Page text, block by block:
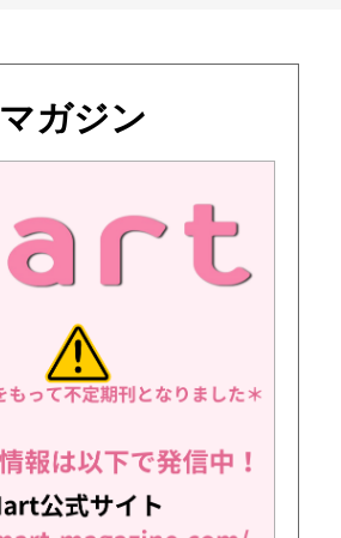
マガジン